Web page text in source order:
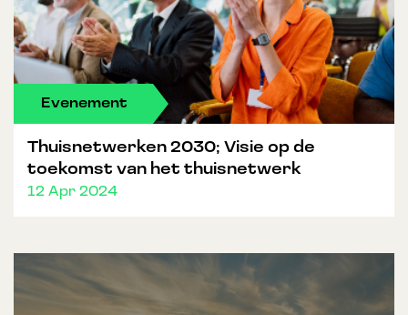
Evenement
Thuisnetwerken 2030; Visie op de
toekomst van het thuisnetwerk
12 Apr 2024